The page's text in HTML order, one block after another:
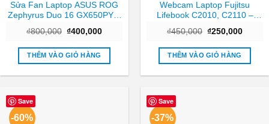
Sửa Fan Laptop ASUS ROG
Zephyrus Duo 16 GX650PY –
Rẻ
₫800,000 Giá
là:
₫800,000.
₫400,000Giá
tại
₫400,000.
THÊM VÀO GIỎ HÀNG
Webcam Laptop Fujitsu
Lifebook C2010, C2110 –
₫450,000 Giá
là:
₫450,000.
₫250,000Giá
tại
THÊM VÀO GIỎ HÀNG
Save
-60%
Save
-37%